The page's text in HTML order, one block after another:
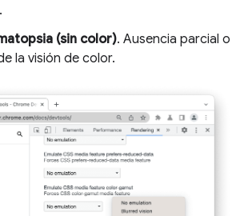
(sin color). Ausencia parcial o
la visión de color.